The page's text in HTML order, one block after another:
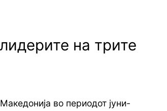
на трите
во периодот јуни-